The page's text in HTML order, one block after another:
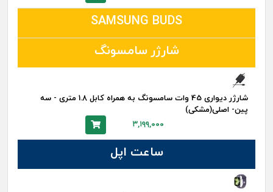
SAMSUNG BUDS
شارژر سامسونگ
شارژر دیواری 45 وات سامسونگ به همراه کابل 1.8 متری - سه
پین- اصلی(مشکی)
۳,۱۹۹,۰۰۰
ساعت اپل